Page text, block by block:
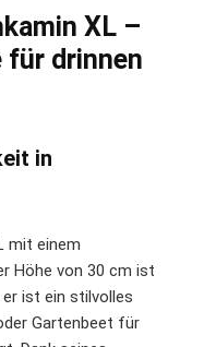
XL –
für drinnen
in
mit einem
Höhe von 30 cm ist
ist ein stilvolles
Gartenbeet für